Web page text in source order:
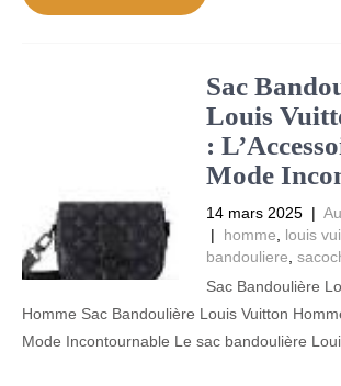
Sac
Louis
:
Mode
14 mars 2025 |
| homme louis
bandouliere
Sac Bandoulière
Homme Sac Bandoulière Louis Vuitton
Mode Incontournable Le sac bandoulière